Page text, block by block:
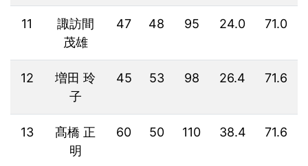
11
諏訪間
茂雄
47 48 95 24.0 71.0
12
増田 玲
子
45 53 98 26.4 71.6
13
髙橋 正
明
60 50 110 38.4 71.6